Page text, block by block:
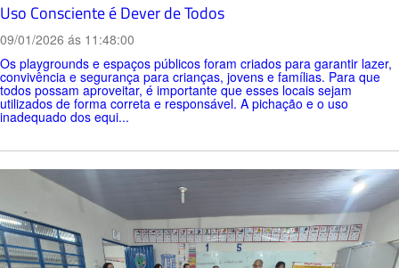
Uso Consciente é Dever de Todos
09/01/2026 ás 11:48:00
Os playgrounds e espaços públicos foram criados para garantir lazer,
convivência e segurança para crianças, jovens e famílias. Para que
todos possam aproveitar, é importante que esses locais sejam
utilizados de forma correta e responsável. A pichação e o uso
inadequado dos equi...